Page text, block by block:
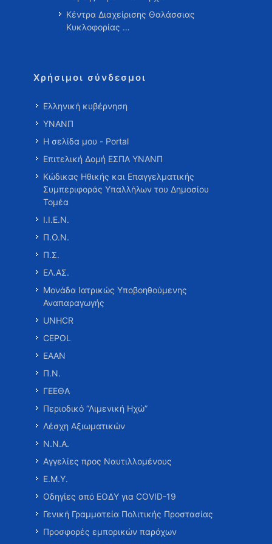
Κέντρα Διαχείρισης Θαλάσσιας
Κυκλοφορίας …
Χρήσιμοι σύνδεσμοι
Ελληνική κυβέρνηση
ΥΝΑΝΠ
Η σελίδα μου - Portal
Επιτελική Δομή ΕΣΠΑ ΥΝΑΝΠ
Κώδικας Ηθικής και Επαγγελματικής
Συμπεριφοράς Υπαλλήλων του Δημοσίου
Τομέα
Ι.Ι.Ε.Ν.
Π.Ο.Ν.
Π.Σ.
ΕΛ.ΑΣ.
Μονάδα Ιατρικώς Υποβοηθούμενης
Αναπαραγωγής
UNHCR
CEPOL
ΕΑΑΝ
Π.Ν.
ΓΕΕΘΑ
Περιοδικό “Λιμενική Ηχώ”
Λέσχη Αξιωματικών
Ν.Ν.Α.
Αγγελίες προς Ναυτιλλομένους
Ε.Μ.Υ.
Οδηγίες από ΕΟΔΥ για COVID-19
Γενική Γραμματεία Πολιτικής Προστασίας
Προσφορές εμπορικών παρόχων